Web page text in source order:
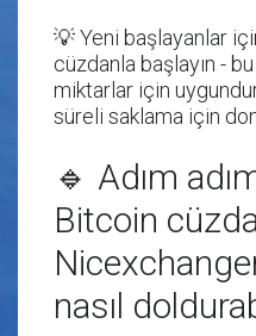
💡Yeni başlayanlar
cüzdanla başlayın -
miktarlar için
süreli saklama için
🔹 Adım
Bitcoin
nasıl